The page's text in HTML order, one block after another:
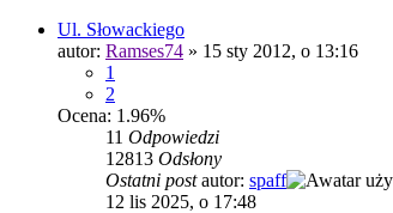
Ul. Słowackiego
autor: Ramses74 » 15 sty 2012, o 13:16
1
2
Ocena: 1.96%
11 Odpowiedzi
12813 Odsłony
Ostatni postautor: spaff
12 lis 2025, o 17:48